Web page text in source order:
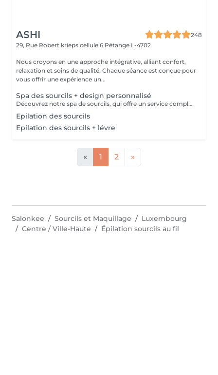
ASHI
248
29, Rue Robert krieps cellule 6 Pétange L-4702
Nous croyons en une approche intégrative, alliant confort,
relaxation et soins de qualité. Chaque séance est conçue pour
vous offrir une expérience un...
Spa des sourcils + design personnalisé
Découvrez notre spa de sourcils, qui offre un service complet pour sublimer vos sourcils. Notre protocole inclut une exfoliation douce pour préparer la peau, une hydratation nourrissante pour un confort optimal, et une épilation précise par threading pour révéler la beauté naturelle de vos sourcils. Offrez à votre regard une attention particulière et laissez-nous vous aider à obtenir des sourcils parfaitement définis et radieux.
Epilation des sourcils
Epilation des sourcils + lévre
« 1 2 »
Salonkee Sourcils et Maquillage
Luxembourg
Centre / Ville-Haute
Épilation sourcils au fil